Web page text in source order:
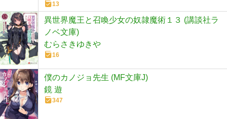
13
異世界魔王と召喚少女の奴隷魔術１３ (講談社ラ
ノベ文庫)
むらさきゆきや
16
僕のカノジョ先生 (MF文庫J)
鏡 遊
347